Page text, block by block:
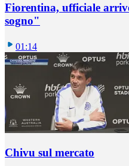
Fiorentina, ufficiale
sogno"
01:14
Chivu sul mercato